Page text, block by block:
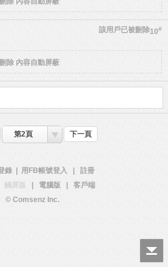
10#
該用戶已被刪除
除 內容自動屏蔽
第2頁 下一頁
錄 用FB帳號登入
註冊
觸屏版 電腦版
客戶端
© Comsenz Inc.